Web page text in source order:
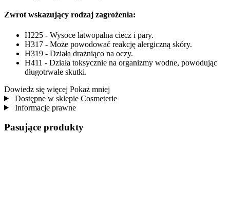
Zwrot wskazujący rodzaj zagrożenia:
H225 - Wysoce łatwopalna ciecz i pary.
H317 - Może powodować reakcję alergiczną skóry.
H319 - Działa drażniąco na oczy.
H411 - Działa toksycznie na organizmy wodne, powodując
długotrwałe skutki.
Dowiedz się więcej Pokaż mniej
Dostępne w sklepie Cosmeterie
Informacje prawne
Pasujące produkty